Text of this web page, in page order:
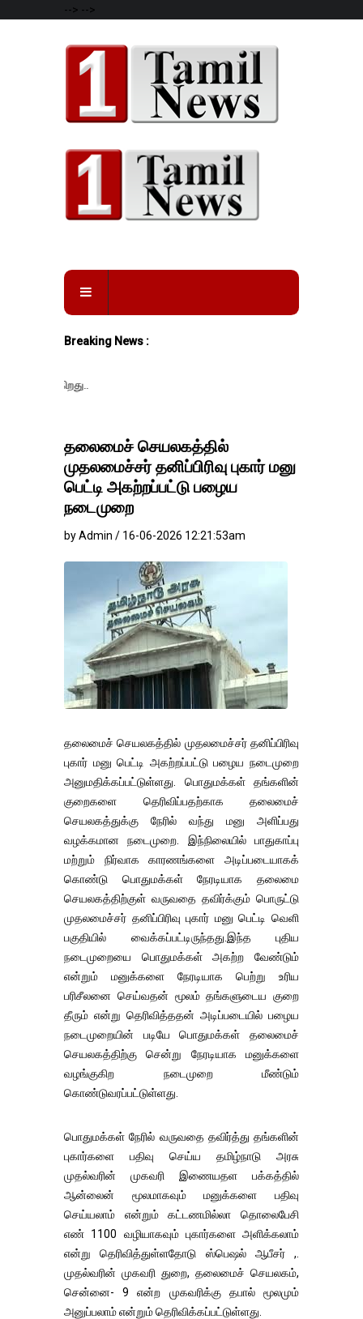
--> -->
Breaking News :
தலைமைச் செயலகத்தில்
முதலமைச்சர் தனிப்பிரிவு புகார் மனு
பெட்டி அகற்றப்பட்டு பழைய
நடைமுறை
by Admin / 16-06-2026 12:21:53am
தலைமைச் செயலகத்தில் முதலமைச்சர் தனிப்பிரிவு
புகார் மனு பெட்டி அகற்றப்பட்டு பழைய நடைமுறை
அனுமதிக்கப்பட்டுள்ளது. பொதுமக்கள் தங்களின்
குறைகளை தெரிவிப்பதற்காக தலைமைச்
செயலகத்துக்கு நேரில் வந்து மனு அளிப்பது
வழக்கமான நடைமுறை. இந்நிலையில் பாதுகாப்பு
மற்றும் நிர்வாக காரணங்களை அடிப்படையாகக்
கொண்டு பொதுமக்கள் நேரடியாக தலைமை
செயலகத்திற்குள் வருவதை தவிர்க்கும் பொருட்டு
முதலமைச்சர் தனிப்பிரிவு புகார் மனு பெட்டி வெளி
பகுதியில் வைக்கப்பட்டிருந்தது.இந்த புதிய
நடைமுறையை பொதுமக்கள் அகற்ற வேண்டும்
என்றும் மனுக்களை நேரடியாக பெற்று உரிய
பரிசீலனை செய்வதன் மூலம் தங்களுடைய குறை
தீரும் என்று தெரிவித்ததன் அடிப்படையில் பழைய
நடைமுறையின் படியே பொதுமக்கள் தலைமைச்
செயலகத்திற்கு சென்று நேரடியாக மனுக்களை
வழங்குகிற நடைமுறை மீண்டும்
கொண்டுவரப்பட்டுள்ளது.
பொதுமக்கள் நேரில் வருவதை தவிர்த்து தங்களின்
புகார்களை பதிவு செய்ய தமிழ்நாடு அரசு
முதல்வரின் முகவரி இணையதள பக்கத்தில்
ஆன்லைன் மூலமாகவும் மனுக்களை பதிவு
செய்யலாம் என்றும் கட்டணமில்லா தொலைபேசி
எண் 1100 வழியாகவும் புகார்களை அளிக்கலாம்
என்று தெரிவித்துள்ளதோடு ஸ்பெஷல் ஆபீசர் ,.
முதல்வரின் முகவரி துறை, தலைமைச் செயலகம்,
சென்னை- 9 என்ற முகவரிக்கு தபால் மூலமும்
அனுப்பலாம் என்றும் தெரிவிக்கப்பட்டுள்ளது.